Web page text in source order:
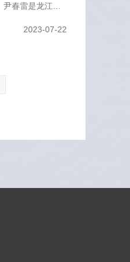
春雷是龙江交
2023-07-22